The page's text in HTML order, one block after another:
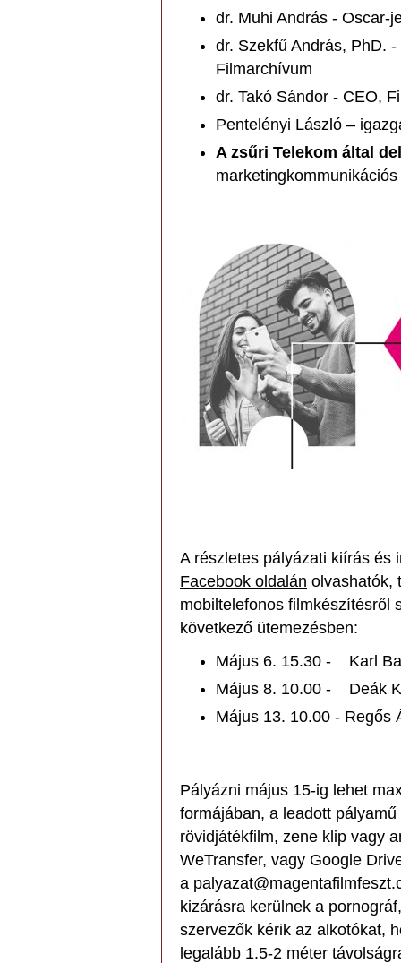
dr. Muhi András - Oscar-
dr. Szekfű András, PhD.
Filmarchívum
dr. Takó Sándor - CEO,
Pentelényi László –
A zsűri Telekom által
A részletes pályázati kiírás és
Facebook oldalán olvashatók,
mobiltelefonos filmkészítésről
következő ütemezésben:
Május 6. 15.30 - Karl
Május 8. 10.00 - Deák
Május 13. 10.00 - Regős
Pályázni május 15-ig lehet
formájában, a leadott
rövidjátékfilm, zene klip vagy
WeTransfer, vagy Google
a
kizárásra kerülnek a
szervezők kérik az alkotókat,
legalább 1.5-2 méter